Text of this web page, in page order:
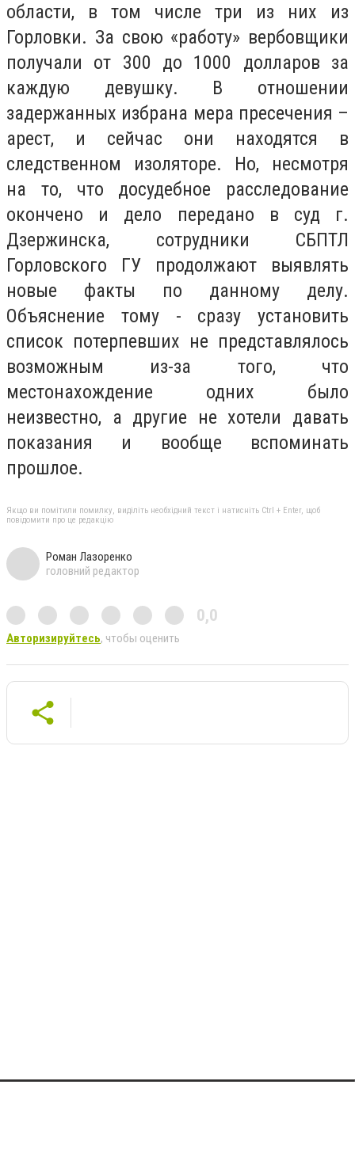
области, в том числе три из них из
Горловки. За свою «работу» вербовщики
получали от 300 до 1000 долларов за
каждую девушку. В отношении
задержанных избрана мера пресечения –
арест, и сейчас они находятся в
следственном изоляторе. Но, несмотря
на то, что досудебное расследование
окончено и дело передано в суд г.
Дзержинска, сотрудники СБПТЛ
Горловского ГУ продолжают выявлять
новые факты по данному делу.
Объяснение тому - сразу установить
список потерпевших не представлялось
возможным из-за того, что
местонахождение одних было
неизвестно, а другие не хотели давать
показания и вообще вспоминать
прошлое.
Якщо ви помітили помилку, виділіть необхідний текст і натисніть Ctrl + Enter, щоб
повідомити про це редакцію
Роман Лазоренко
головний редактор
0,0
Авторизируйтесь, чтобы оценить